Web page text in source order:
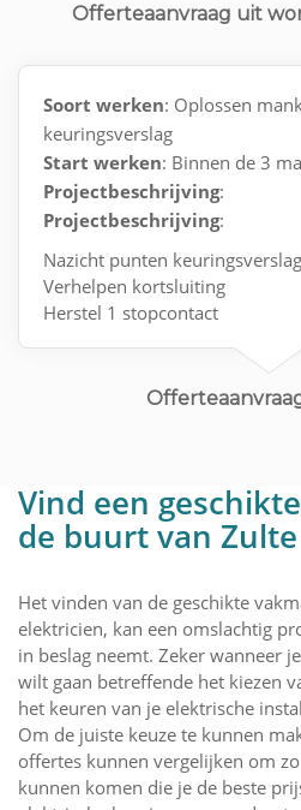
Offerteaanvraag uit
Soort werken: Oplossen
keuringsverslag
Start werken: Binnen de 3
Projectbeschrijving:
Projectbeschrijving:
Nazicht punten keuringsverslag
Verhelpen kortsluiting
Herstel 1 stopcontact
Vind een
de buurt van Zulte
Het vinden van de geschikte
elektricien, kan een omslachtig
in beslag neemt. Zeker wanneer
wilt gaan betreffende het kiezen
het keuren van je elektrische
Om de juiste keuze te kunnen
offertes kunnen vergelijken om
kunnen komen die je de beste